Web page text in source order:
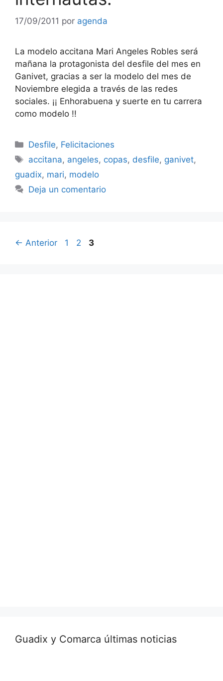
17/09/2011 por agenda
La modelo accitana Mari Angeles Robles será
mañana la protagonista del desfile del mes en
Ganivet, gracias a ser la modelo del mes de
Noviembre elegida a través de las redes
sociales. ¡¡ Enhorabuena y suerte en tu carrera
como modelo !!
Categorías
Desfile, Felicitaciones
Etiquetas
accitana, angeles, copas, desfile, ganivet,
guadix, mari, modelo
Deja un comentario
← Anterior Página
1 Página
2 Página
3
Guadix y Comarca últimas noticias